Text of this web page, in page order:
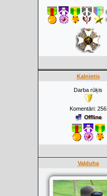
Kalnietis
Darba rūķis
Komentāri: 256
Valduha